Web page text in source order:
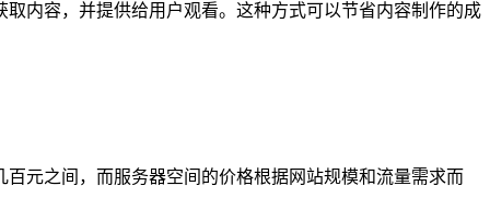
内容，并提供给用户观看。这种方式可以节省内容制作的成
元之间，而服务器空间的价格根据网站规模和流量需求而